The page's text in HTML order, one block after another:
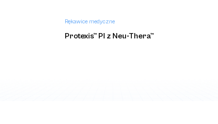
Rękawice medyczne
Protexis™ PI z Neu-Thera™